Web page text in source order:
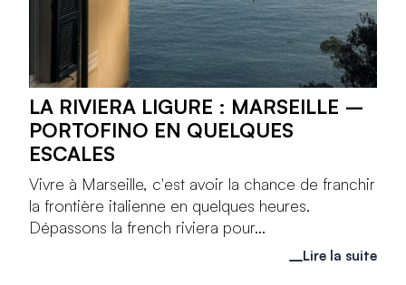
LA RIVIERA LIGURE : MARSEILLE –
PORTOFINO EN QUELQUES
ESCALES
Vivre à Marseille, c'est avoir la chance de franchir
la frontière italienne en quelques heures.
Dépassons la french riviera pour...
Lire la suite